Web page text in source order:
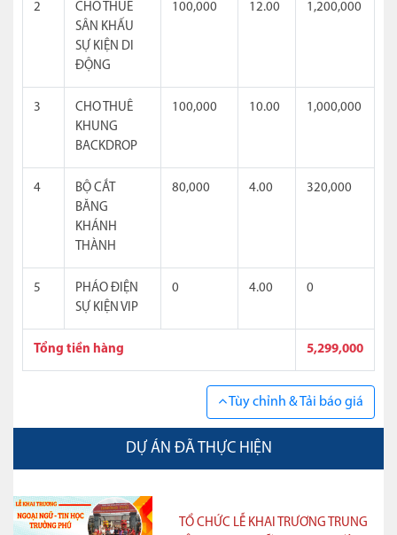
2
CHO THUÊ
SÂN KHẤU
SỰ KIỆN DI
ĐỘNG
100,000 12.00 1,200,000
3
CHO THUÊ
KHUNG
BACKDROP
100,000 10.00 1,000,000
4
BỘ CẮT
BĂNG
KHÁNH
THÀNH
80,000 4.00 320,000
5
PHÁO ĐIỆN
SỰ KIỆN VIP
0 4.00 0
Tổng tiền hàng 5,299,000
Tùy chỉnh & Tải báo giá
DỰ ÁN ĐÃ THỰC HIỆN
TỔ CHỨC LỄ KHAI TRƯƠNG TRUNG